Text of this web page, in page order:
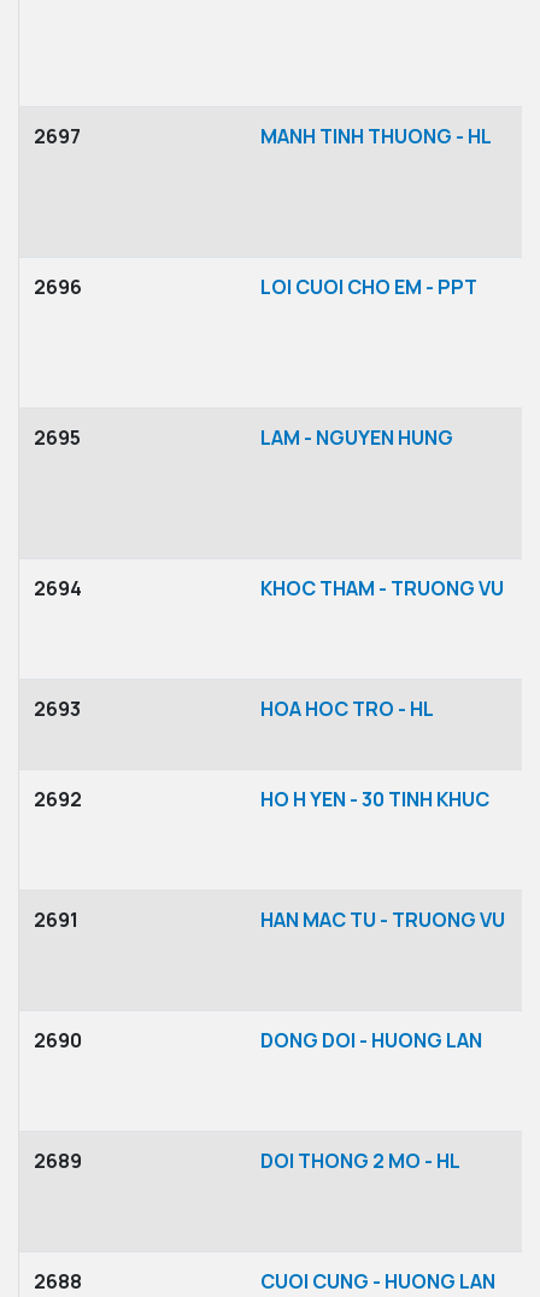
2697 MANH TINH THUONG - HL
2696 LOI CUOI CHO EM - PPT
2695 LAM - NGUYEN HUNG
2694 KHOC THAM - TRUONG VU
2693 HOA HOC TRO - HL
2692 HO H YEN - 30 TINH KHUC
2691 HAN MAC TU - TRUONG VU
2690 DONG DOI - HUONG LAN
2689 DOI THONG 2 MO - HL
2688 CUOI CUNG - HUONG LAN